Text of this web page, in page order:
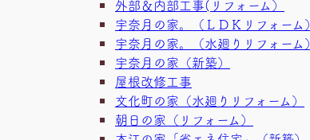
外部＆内部工事(リフォーム）
宇奈月の家。（ＬＤＫリフォーム）
宇奈月の家。（水廻りリフォーム）
宇奈月の家（新築）
屋根改修工事
文化町の家（水廻りリフォーム）
朝日の家（リフォーム）